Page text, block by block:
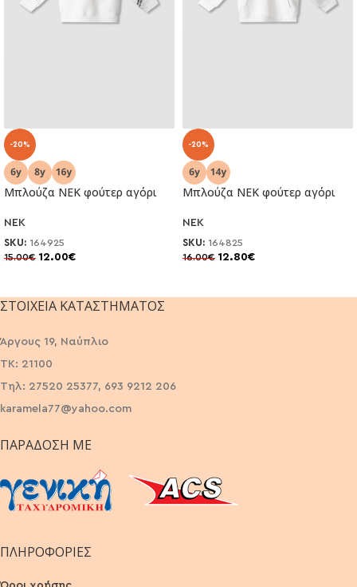
-20%
Μπλούζα ΝΕΚ φούτερ αγόρι
NEK
SKU: 164925
15.00€ 12.00€
-20%
Μπλούζα ΝΕΚ φούτερ αγόρι
NEK
SKU: 164825
16.00€ 12.80€
ΣΤΟΙΧΕΊΑ ΚΑΤΑΣΤΉΜΑΤΟΣ
Άργους 19, Ναύπλιο
ΤΚ: 21100
Τηλ: 27520 25377, 693 9212 206
karamela77@yahoo.com
ΠΑΡΆΔΟΣΗ ΜΕ
ΠΛΗΡΟΦΟΡΙΕΣ